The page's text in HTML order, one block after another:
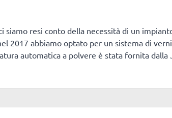
siamo resi conto della necessità di un
2017 abbiamo optato per un sistema di
automatica a polvere è stata fornita dalla